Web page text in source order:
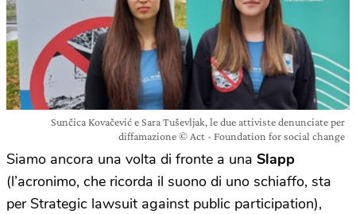
Sunčica Kovačević e Sara Tuševljak, le due attiviste denunciate per
diffamazione © Act - Foundation for social change
Siamo ancora una volta di fronte a una Slapp
(l’acronimo, che ricorda il suono di uno schiaffo, sta
per Strategic lawsuit against public participation),